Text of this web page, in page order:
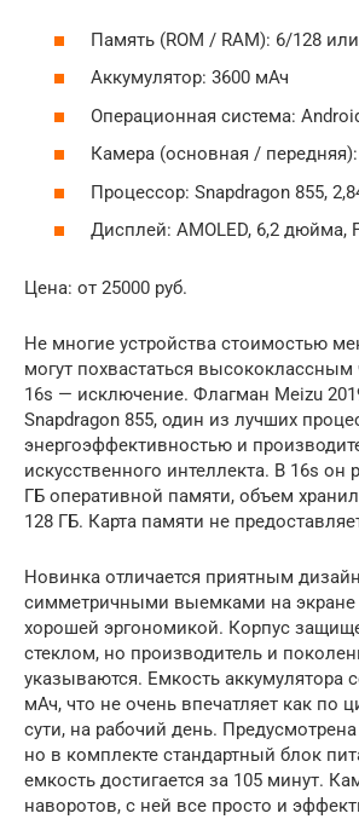
Память (ROM / RAM): 6/128
Аккумулятор: 3600 мАч
Операционная система:
Камера (основная /
Процессор: Snapdragon 855,
Дисплей: AMOLED, 6,2 дюйма,
Цена: от 25000 руб.
Не многие устройства стоимостью
могут похвастаться
16s — исключение. Флагман Meizu
Snapdragon 855, один из лучших
энергоэффективностью и
искусственного интеллекта. В 16s он
ГБ оперативной памяти, объем
128 ГБ. Карта памяти не
Новинка отличается приятным
симметричными выемками на экране
хорошей эргономикой. Корпус
стеклом, но производитель и
указываются. Емкость аккумулятора
мАч, что не очень впечатляет как по
сути, на рабочий день.
но в комплекте стандартный блок
емкость достигается за 105 минут.
наворотов, с ней все просто и